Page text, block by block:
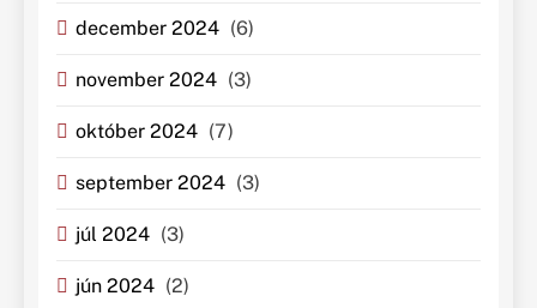
december 2024 (6)
november 2024 (3)
október 2024 (7)
september 2024 (3)
júl 2024 (3)
jún 2024 (2)